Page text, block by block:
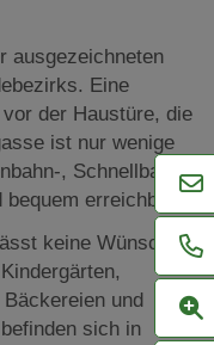
ausgezeichneten
Eine
der Haustüre, die
ist nur wenige
, Schnellbahn-
erreichbar.
keine Wünsche
und
sich in